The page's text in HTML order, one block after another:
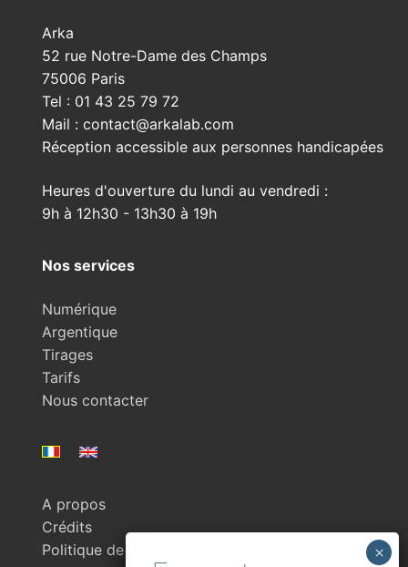
Arka
52 rue Notre-Dame des Champs
75006 Paris
Tel : 01 43 25 79 72
Mail : contact@arkalab.com
Réception accessible aux personnes handicapées
Heures d'ouverture du lundi au vendredi :
9h à 12h30 - 13h30 à 19h
Nos services
Numérique
Argentique
Tirages
Tarifs
Nous contacter
A propos
Crédits
Politique de confidentialité